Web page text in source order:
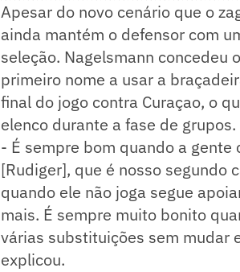
Apesar do novo cenário que o
ainda mantém o defensor com
seleção. Nagelsmann
primeiro nome a usar a
final do jogo contra Curaçao, o
elenco durante a fase de grupos.
- É sempre bom quando a
[Rudiger], que é nosso segundo
quando ele não joga segue
mais. É sempre muito bonito
várias substituições sem mudar
explicou.